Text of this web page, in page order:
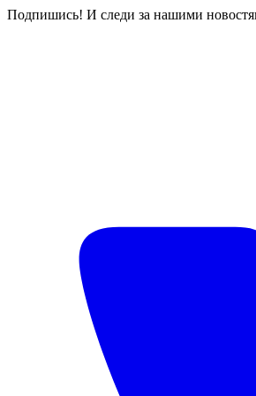
Подпишись! И следи за нашими